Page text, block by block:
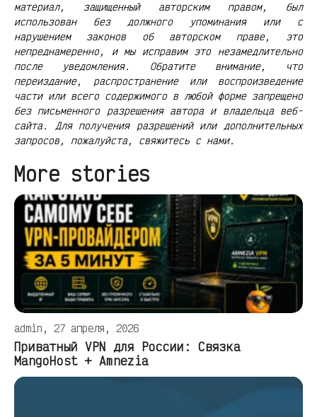
материал, защищенный авторским правом, был
использован без должного упоминания или с
нарушением законов об авторском праве, это
непреднамеренно, и мы исправим это незамедлительно
после уведомления. Обратите внимание, что
переиздание, распространение или воспроизведение
части или всего содержимого в любой форме запрещено
без письменного разрешения автора и владельца веб-
сайта. Для получения разрешений или дополнительных
запросов, пожалуйста, свяжитесь с нами.
More stories
admin, 27 апреля, 2026
Приватный VPN для России: Связка
MangoHost + Amnezia